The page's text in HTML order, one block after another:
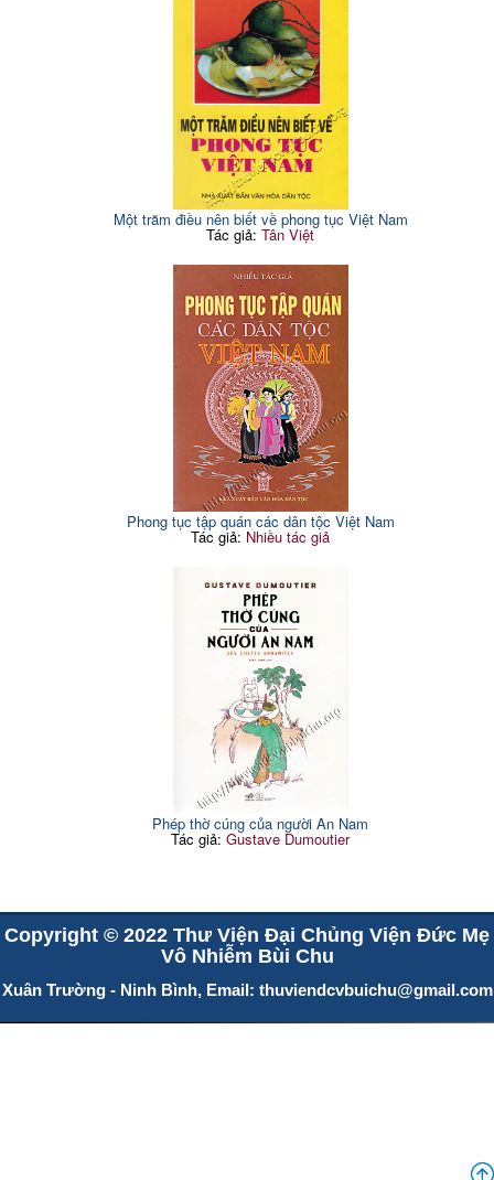
Một trăm điều nên biết về phong tục Việt Nam
Tác giả:Tân Việt
Phong tục tập quán các dân tộc Việt Nam
Tác giả: Nhiều tác giả
Phép thờ cúng của người An Nam
Tác giả:Gustave Dumoutier
Copyright © 2022 Thư Viện Đại Chủng Viện Đức Mẹ
Vô Nhiễm Bùi Chu
Xuân Trường - Ninh Bình, Email: thuviendcvbuichu@gmail.com